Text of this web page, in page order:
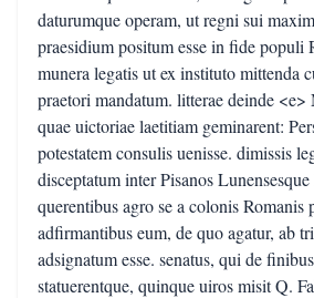
daturumque operam, ut regni sui
praesidium positum esse in fide populi
munera legatis ut ex instituto mittenda
praetori mandatum. litterae deinde <e>
quae uictoriae laetitiam geminarent:
potestatem consulis uenisse. dimissis
disceptatum inter Pisanos
querentibus agro se a colonis Romanis
adfirmantibus eum, de quo agatur, ab
adsignatum esse. senatus, qui de
statuerentque, quinque uiros misit Q.